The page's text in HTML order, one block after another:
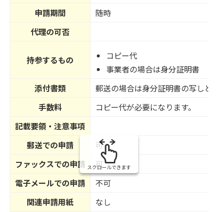
申請期間
随時
代理の可否
持参するもの
コピー代
事業者の場合は身分証明書
添付書類
郵送の場合は身分証明書の写しと
手数料
コピー代が必要になります。
記載要領・注意事項
郵送での申請
可
ファックスでの申請
可
電子メールでの申請
不可
関連申請用紙
なし
スクロールできます